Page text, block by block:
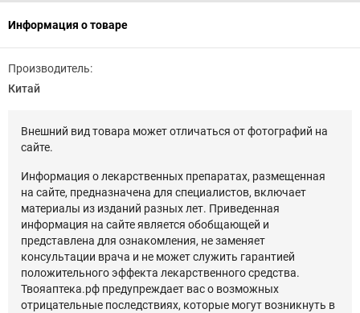
Информация о товаре
Производитель:
Китай
Внешний вид товара может отличаться от фотографий на
сайте.
Информация о лекарственных препаратах, размещенная
на сайте, предназначена для специалистов, включает
материалы из изданий разных лет. Приведенная
информация на сайте является обобщающей и
представлена для ознакомления, не заменяет
консультации врача и не может служить гарантией
положительного эффекта лекарственного средства.
Твояаптека.рф предупреждает вас о возможных
отрицательные последствиях, которые могут возникнуть в